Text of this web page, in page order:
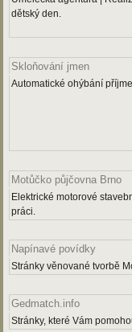
dětský den.
Skloňování jmen
Automatické ohýbání
Motůčko půjčovna Brno
Elektrické motorové
práci.
Napínavé povídky
Stránky věnované tvorbě
Gedmatch.info
Stránky, které Vám